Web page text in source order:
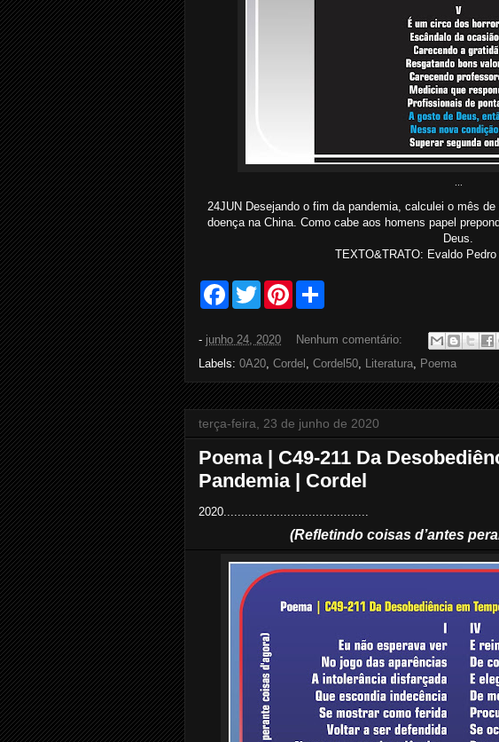
24JUN Desejando o fim da pandemia, calculei o mês
doença na China. Como cabe aos homens papel
Deus.
TEXTO&TRATO: Evaldo Pedro
F
b
o
k
T
w
t
e
r
P
e
r
e
s
t
e
- junho 24, 2020
Nenhum comentário:
Labels: 0A20 Cordel Cordel50 Literatura Poema
terça-feira, 23 de junho de 2020
Poema | C49-211 Da
Pandemia | Cordel
2020.........................................
(Refletindo coisas d’antes